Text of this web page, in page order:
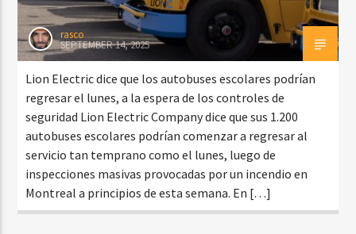
rasco
SEPTEMBER 14, 2025
Lion Electric dice que los autobuses escolares podrían
regresar el lunes, a la espera de los controles de
seguridad Lion Electric Company dice que sus 1.200
autobuses escolares podrían comenzar a regresar al
servicio tan temprano como el lunes, luego de
inspecciones masivas provocadas por un incendio en
Montreal a principios de esta semana. En […]